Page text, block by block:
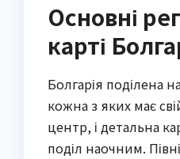
Основні
карті
Болгарія поділена
кожна з яких має
центр, і детальна
поділ наочним.